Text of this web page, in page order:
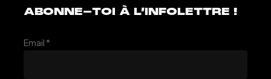
ABONNE-TOI À L’INFOLETTRE !
Email *